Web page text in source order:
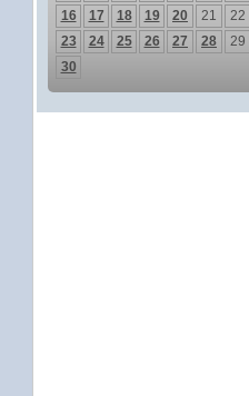
16
17 18 19 20 21
22
23
24 25 26 27 28
29
30